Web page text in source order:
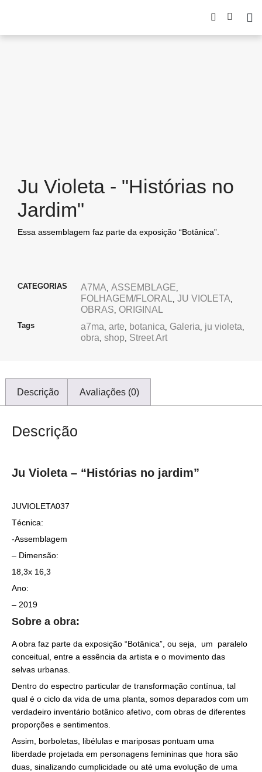
Ju Violeta - "Histórias no
Jardim"
Essa assemblagem faz parte da exposição “Botânica”.
CATEGORIAS A7MA, ASSEMBLAGE,
FOLHAGEM/FLORAL, JU VIOLETA,
OBRAS, ORIGINAL
Tags a7ma, arte, botanica, Galeria, ju violeta,
obra, shop, Street Art
Descrição Avaliações (0)
Descrição
Ju Violeta – “Histórias no jardim”
JUVIOLETA037
Técnica:
-Assemblagem
– Dimensão:
18,3x 16,3
Ano:
– 2019
Sobre a obra:
A obra faz parte da exposição “Botânica”, ou seja, um paralelo
conceitual, entre a essência da artista e o movimento das
selvas urbanas.
Dentro do espectro particular de transformação contínua, tal
qual é o ciclo da vida de uma planta, somos deparados com um
verdadeiro inventário botânico afetivo, com obras de diferentes
proporções e sentimentos.
Assim, borboletas, libélulas e mariposas pontuam uma
liberdade projetada em personagens femininas que hora são
duas, sinalizando cumplicidade ou até uma evolução de uma